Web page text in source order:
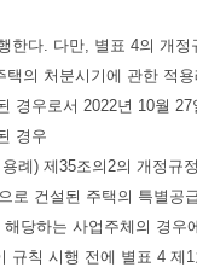
한다. 다만, 별표 4의 개
의 처분시기에 관한 적
경우로서 2022년 10월
경우
례) 제35조의2의 개정
로 건설된 주택의 특별
당하는 사업주체의 경
규칙 시행 전에 별표 4